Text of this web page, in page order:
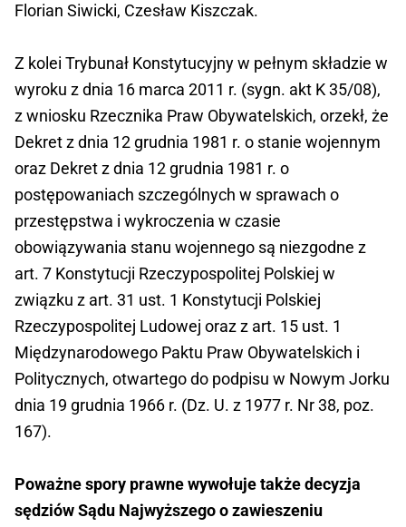
Florian Siwicki, Czesław Kiszczak.
Z kolei Trybunał Konstytucyjny w pełnym składzie w
wyroku z dnia 16 marca 2011 r. (sygn. akt K 35/08),
z wniosku Rzecznika Praw Obywatelskich, orzekł, że
Dekret z dnia 12 grudnia 1981 r. o stanie wojennym
oraz Dekret z dnia 12 grudnia 1981 r. o
postępowaniach szczególnych w sprawach o
przestępstwa i wykroczenia w czasie
obowiązywania stanu wojennego są niezgodne z
art. 7 Konstytucji Rzeczypospolitej Polskiej w
związku z art. 31 ust. 1 Konstytucji Polskiej
Rzeczypospolitej Ludowej oraz z art. 15 ust. 1
Międzynarodowego Paktu Praw Obywatelskich i
Politycznych, otwartego do podpisu w Nowym Jorku
dnia 19 grudnia 1966 r. (Dz. U. z 1977 r. Nr 38, poz.
167).
Poważne spory prawne wywołuje także decyzja
sędziów Sądu Najwyższego o zawieszeniu